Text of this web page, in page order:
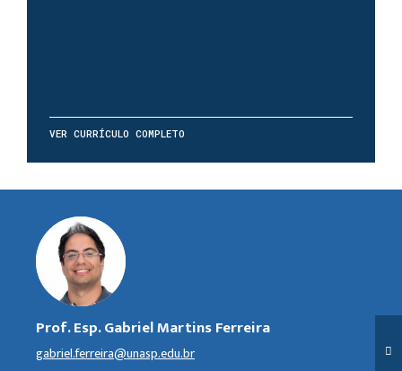
VER CURRÍCULO COMPLETO
Prof. Esp. Gabriel Martins Ferreira
gabriel.ferreira@unasp.edu.br